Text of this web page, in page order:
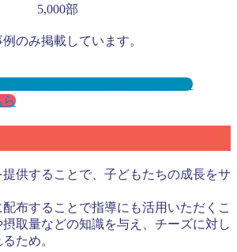
5,000部
のみ掲載しています。
は？メリット３選と事例を紹介
ら
供することで、子どもたちの成長をサ
布することで指導にも活用いただくこ
取量などの知識を与え、チーズに対し
ため。